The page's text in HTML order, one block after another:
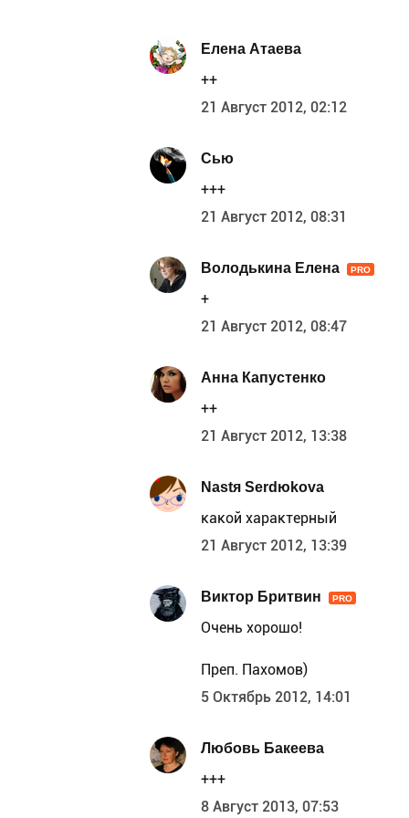
Елена Атаева
++
21 Август 2012, 02:12
Сью
+++
21 Август 2012, 08:31
Володькина Елена PRO
+
21 Август 2012, 08:47
Анна Капустенко
++
21 Август 2012, 13:38
Nastя Serdюkova
какой характерный
21 Август 2012, 13:39
Виктор Бритвин PRO
Очень хорошо!
Преп. Пахомов)
5 Октябрь 2012, 14:01
Любовь Бакеева
+++
8 Август 2013, 07:53